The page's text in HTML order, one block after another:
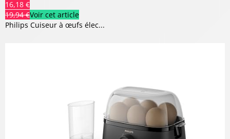
16,18 €
19,94 €Voir cet article
Philips Cuiseur à œufs élec...